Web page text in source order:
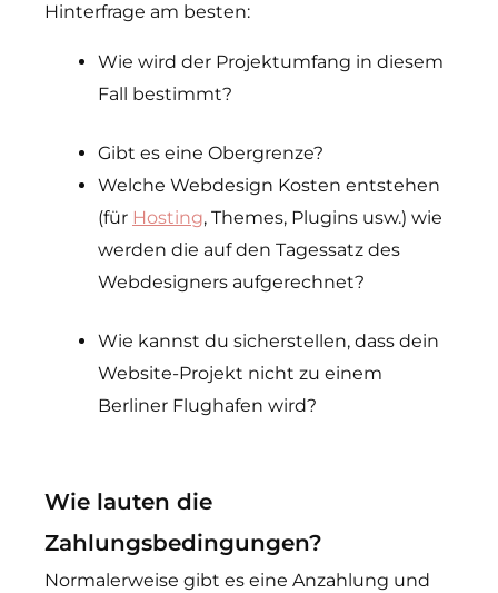
Hinterfrage am besten:
Wie wird der Projektumfang in diesem
Fall bestimmt?
Gibt es eine Obergrenze?
Welche Webdesign Kosten entstehen
(für Hosting, Themes, Plugins usw.) wie
werden die auf den Tagessatz des
Webdesigners aufgerechnet?
Wie kannst du sicherstellen, dass dein
Website-Projekt nicht zu einem
Berliner Flughafen wird?
Wie lauten die
Zahlungsbedingungen?
Normalerweise gibt es eine Anzahlung und